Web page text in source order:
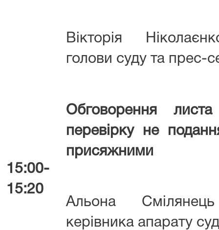
Вікторія
голови суду та прес-
15:00-
15:20
Обговорення
перевірку не
присяжними
Альона
керівника апарату